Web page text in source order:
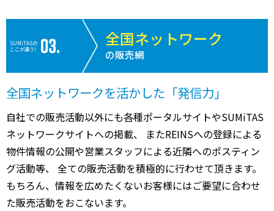
SUMiTASの
ここが違う!
全国ネットワーク
の販売網
全国ネットワークを活かした「発信力」
自社での販売活動以外にも各種ポータルサイトやSUMiTAS
ネットワークサイトへの掲載、 またREINSへの登録による
物件情報の公開や営業スタッフによる近隣へのポスティン
グ活動等、 全ての販売活動を積極的に行わせて頂きます。
もちろん、情報を広めたくないお客様にはご要望に合わせ
た販売活動をおこないます。